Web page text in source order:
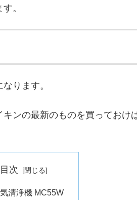
。
ります。
ンの最新のものを買っておけ
目次
清浄機 MC55W